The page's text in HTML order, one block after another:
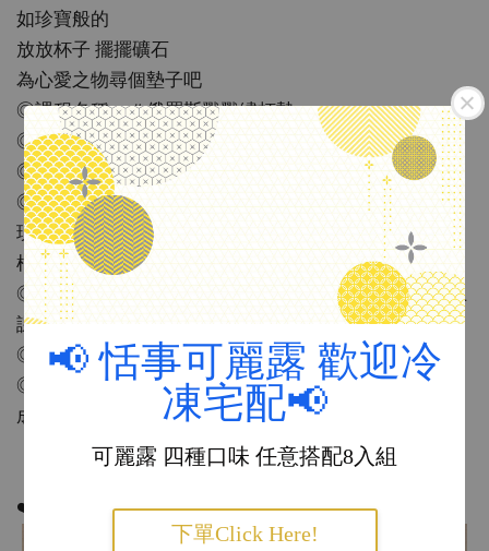
📢 恬事可麗露 歡迎冷
凍宅配📢
可麗露 四種口味 任意搭配8入組
下單Click Here!
如珍寶般的
放放杯子 擺擺礦石
為心愛之物尋個墊子吧
◎課程名稱：＃俄羅斯戳戳繡杯墊
◎日期：6月18日
◎時間：13:30-16:30
◎費用：$780（上課含1杯飲料）
現場提供工具使用，如需另外購買工具$200（含繡花
框、俄羅斯戳針）
◎ 年齡：10歲以上（可自行安全操作尖銳物品，本次上
課時間比較長，要能坐得住不干擾他人為主唷）
◎ 人數限制：上限6人 （＃1人即可開課唷）
◎注意事項：沒參加過恬事課程的新學員繳費完才算完
成報名唷！
課程前三天恕不退費唷！
❤️報名方式：請私訊恬事粉專或是ig報名